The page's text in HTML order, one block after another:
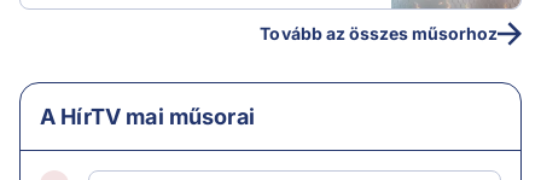
Tovább az összes műsorhoz
A HírTV mai műsorai